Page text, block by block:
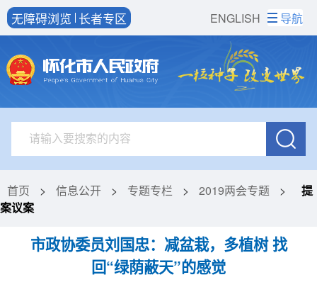
ENGLISH
无障碍浏览 长者专区 导航
首页 > 信息公开 > 专题专栏 > 2019两会专题 >
提
案议案
市政协委员刘国忠：减盆栽，多植树 找
回“绿荫蔽天”的感觉